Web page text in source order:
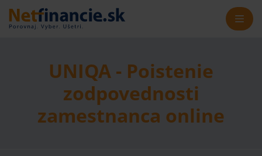
UNIQA - Poistenie
zodpovednosti
zamestnanca online